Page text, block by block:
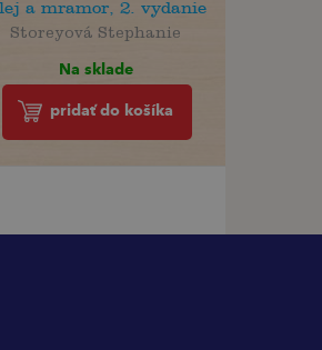
a mramor, 2. vydanie
Storeyová Stephanie
Na sklade
pridať do košíka